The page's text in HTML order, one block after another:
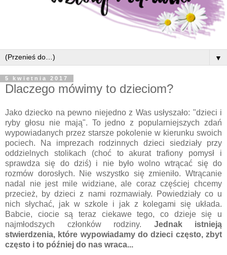
▼
5 kwietnia 2017
Dlaczego mówimy to dzieciom?
Jako dziecko na pewno niejedno z Was usłyszało: "dzieci i
ryby głosu nie mają". To jedno z popularniejszych zdań
wypowiadanych przez starsze pokolenie w kierunku swoich
pociech. Na imprezach rodzinnych dzieci siedziały przy
oddzielnych stolikach (choć to akurat trafiony pomysł i
sprawdza się do dziś) i nie było wolno wtrącać się do
rozmów dorosłych. Nie wszystko się zmieniło. Wtrącanie
nadal nie jest mile widziane, ale coraz częściej chcemy
przecież, by dzieci z nami rozmawiały. Powiedziały co u
nich słychać, jak w szkole i jak z kolegami się układa.
Babcie, ciocie są teraz ciekawe tego, co dzieje się u
najmłodszych członków rodziny. Jednak istnieją
stwierdzenia, które wypowiadamy do dzieci często, zbyt
często i to później do nas wraca...